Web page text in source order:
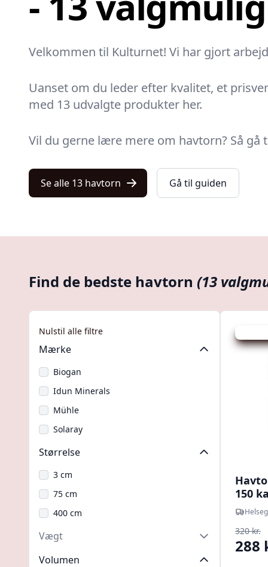
Velkommen til Kulturnet! Vi har gjort
Uanset om du leder efter kvalitet, et
med 13 udvalgte produkter her.
Vil du gerne lære mere om havtorn? Så
Se alle 13 havtorn Gå til guiden
Find de bedste havtorn (13
Nulstil alle filtre
Mærke
Biogan
Idun Minerals
Mühle
Solaray
Størrelse
3 cm
75 cm
400 cm
Vægt
Volumen
150
320 kr.
288